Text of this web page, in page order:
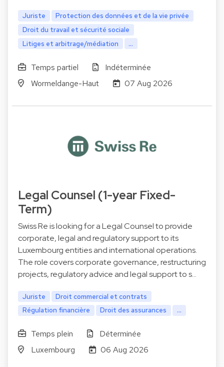
Juriste
Protection des données et de la vie privée
Droit du travail et sécurité sociale
Litiges et arbitrage/médiation
...
Temps partiel
Indéterminée
Wormeldange-Haut
07 Aug 2026
Legal Counsel (1-year Fixed-
Term)
Swiss Re is looking for a Legal Counsel to provide
corporate, legal and regulatory support to its
Luxembourg entities and international operations.
The role covers corporate governance, restructuring
projects, regulatory advice and legal support to s…
Juriste
Droit commercial et contrats
Régulation financière
Droit des assurances ...
Temps plein
Déterminée
Luxembourg
06 Aug 2026